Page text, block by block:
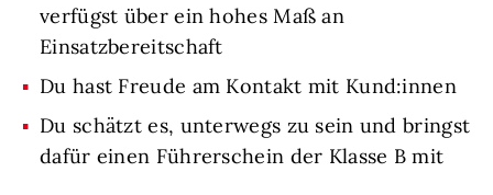
verfügst über ein hohes Maß an
Einsatzbereitschaft
Du hast Freude am Kontakt mit Kund:innen
Du schätzt es, unterwegs zu sein und bringst
dafür einen Führerschein der Klasse B mit